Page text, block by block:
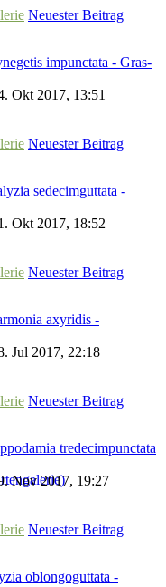
Neuester Beitrag
impunctata - Gras-
Okt 2017, 13:51
Neuester Beitrag
sedecimguttata -
Okt 2017, 18:52
Neuester Beitrag
axyridis -
Jul 2017, 22:18
Neuester Beitrag
tredecimpunctata
Nov 2017, 19:27
Neuester Beitrag
oblongoguttata -